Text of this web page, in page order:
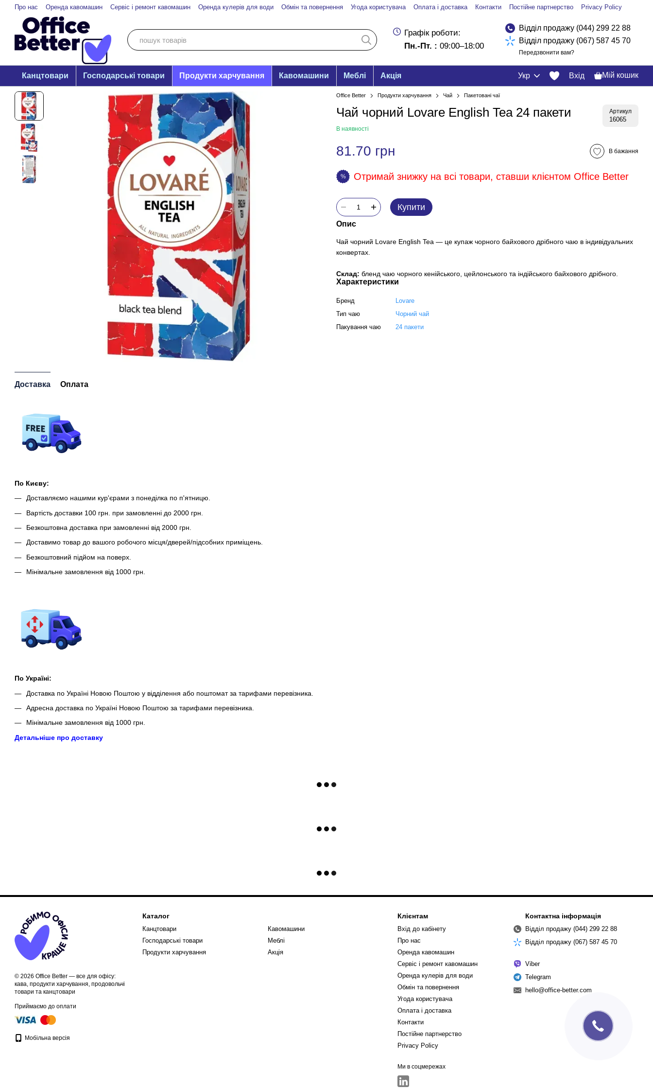
Перейти до основного контенту
Про нас Оренда кавомашин Сервіс і ремонт кавомашин Оренда кулерів для води Обмін та повернення Угода користувача Оплата і доставка Контакти Постійне партнерство Privacy Policy
Графік роботи:
Пн.-Пт. : 09:00–18:00
Відділ продажу (044) 299 22 88
Відділ продажу (067) 587 45 70
Передзвонити вам?
Канцтовари Господарські товари Продукти харчування Кавомашини Меблі Акція Укр Вхід Мій кошик
Доставка Оплата
По Києву:
Доставляємо нашими кур'єрами з понеділка по п'ятницю.
Вартість доставки 100 грн. при замовленні до 2000 грн.
Безкоштовна доставка при замовленні від 2000 грн.
Доставимо товар до вашого робочого місця/дверей/підсобних приміщень.
Безкоштовний підйом на поверх.
Мінімальне замовлення від 1000 грн.
По Україні:
Доставка по Україні Новою Поштою у відділення або поштомат за тарифами перевізника.
Адресна доставка по Україні Новою Поштою за тарифами перевізника.
Мінімальне замовлення від 1000 грн.
Детальніше про доставку
Office Better Продукти харчування Чай Пакетовані чаї
Чай чорний Lovare English Tea 24 пакети Артикул
16065
В наявності
81.70 грн В бажання
% Отримай знижку на всі товари, ставши клієнтом Office Better
Купити
Опис
Чай чорний Lovare English Tea — це купаж чорного байхового дрібного чаю в індивідуальних
конвертах.
Склад: бленд чаю чорного кенійського, цейлонського та індійського байхового дрібного.
Характеристики
Бренд
Lovare
Тип чаю
Чорний чай
Пакування чаю
24 пакети
© 2026 Office Better — все для офісу:
кава, продукти харчування, продовольчі
товари та канцтовари
Приймаємо до оплати
Мобільна версія
Каталог
Канцтовари
Господарські товари
Продукти харчування
Кавомашини
Меблі
Акція
Клієнтам
Вхід до кабінету
Про нас
Оренда кавомашин
Сервіс і ремонт кавомашин
Оренда кулерів для води
Обмін та повернення
Угода користувача
Оплата і доставка
Контакти
Постійне партнерство
Privacy Policy
Ми в соцмережах
Контактна інформація
Відділ продажу (044) 299 22 88
Відділ продажу (067) 587 45 70
Viber
Telegram
hello@office-better.com